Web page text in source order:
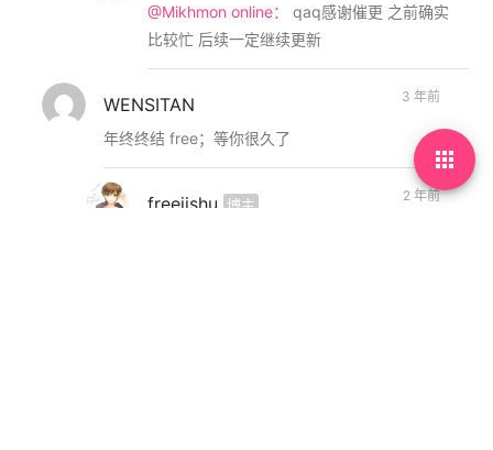
@Mikhmon online：
qaq感谢催更 之前确实
比较忙 后续一定继续更新
WENSITAN
年终终结 free；等你很久了
3 年前
freejishu 博主
2 年前
